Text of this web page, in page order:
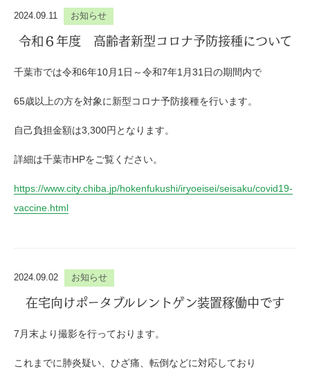
2024.09.11 お知らせ
令和６年度 高齢者新型コロナ予防接種について
千葉市では令和6年10月1日～令和7年1月31日の期間内で
65歳以上の方を対象に新型コロナ予防接種を行います。
自己負担金額は3,300円となります。
詳細は千葉市HPをご覧ください。
https://www.city.chiba.jp/hokenfukushi/iryoeisei/seisaku/covid19-
vaccine.html
2024.09.02 お知らせ
在宅向けポータブルレントゲン装置稼働中です
7月末より撮影を行っております。
これまでに肺炎疑い、ひざ痛、転倒などに対応しており